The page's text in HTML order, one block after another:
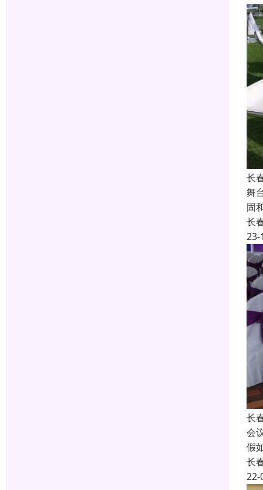
长
舞
固
长
23-
长
会
假
长
22-